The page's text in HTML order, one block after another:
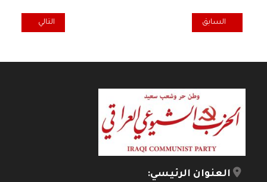
المقال السابق: حكاية طب هولندية ..!
السابق المقال التالي:
التالي
العنوان الرئيسي: